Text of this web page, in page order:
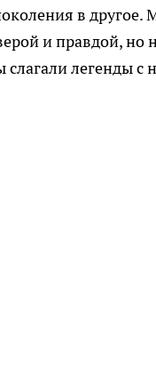
в
и правдой, но
слагали легенды